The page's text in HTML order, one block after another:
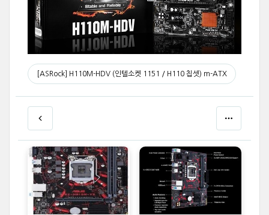
[ASRock] H110M-HDV (인텔소켓 1151 / H110 칩셋) m-ATX